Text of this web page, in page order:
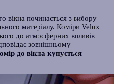
вікна починається з вибору
матеріалу. Коміри Velux
до атмосферних впливів
зовнішньому
до вікна купується